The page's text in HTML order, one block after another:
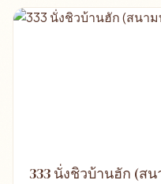
333 นั่งชิวบ้านฮัก (ส